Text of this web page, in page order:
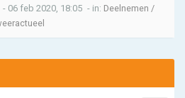
- 06 feb 2020, 18:05 - in: Deelnemen /